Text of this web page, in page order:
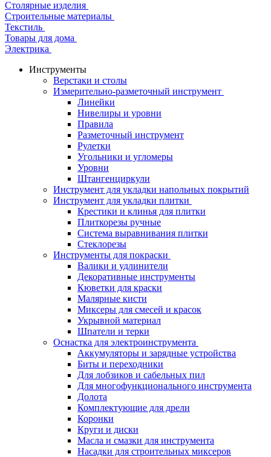
Столярные изделия
Строительные материалы
Текстиль
Товары для дома
Электрика
Инструменты
Верстаки и столы
Измерительно-разметочный инструмент
Линейки
Нивелиры и уровни
Правила
Разметочный инструмент
Рулетки
Угольники и угломеры
Уровни
Штангенциркули
Инструмент для укладки напольных покрытий
Инструмент для укладки плитки
Крестики и клинья для плитки
Плиткорезы ручные
Система выравнивания плитки
Стеклорезы
Инструменты для покраски
Валики и удлинители
Декоративные инструменты
Кюветки для краски
Малярные кисти
Миксеры для смесей и красок
Укрывной материал
Шпатели и терки
Оснастка для электроинструмента
Аккумуляторы и зарядные устройства
Биты и переходники
Для лобзиков и сабельных пил
Для многофункционального инструмента
Долота
Комплектующие для дрели
Коронки
Круги и диски
Масла и смазки для инструмента
Насадки для строительных миксеров